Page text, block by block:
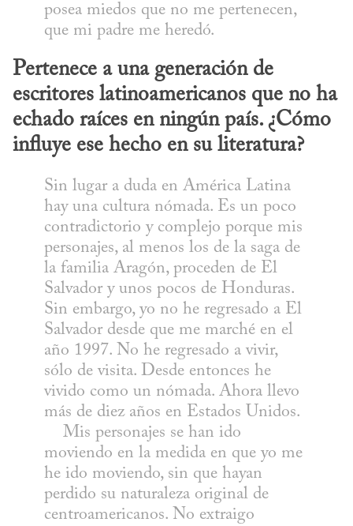
posea miedos que no me pertenecen,
que mi padre me heredó.
Pertenece a una generación de
escritores latinoamericanos que no ha
echado raíces en ningún país. ¿Cómo
influye ese hecho en su literatura?
Sin lugar a duda en América Latina
hay una cultura nómada. Es un poco
contradictorio y complejo porque mis
personajes, al menos los de la saga de
la familia Aragón, proceden de El
Salvador y unos pocos de Honduras.
Sin embargo, yo no he regresado a El
Salvador desde que me marché en el
año 1997. No he regresado a vivir,
sólo de visita. Desde entonces he
vivido como un nómada. Ahora llevo
más de diez años en Estados Unidos.
moviendo en la medida en que yo me
he ido moviendo, sin que hayan
perdido su naturaleza original de
centroamericanos. No extraigo